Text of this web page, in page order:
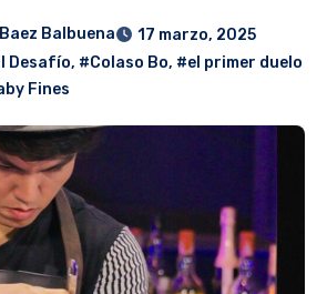
Balbuena
17 marzo, 2025
Desafío, #Colaso Bo, #el primer duelo
Fines